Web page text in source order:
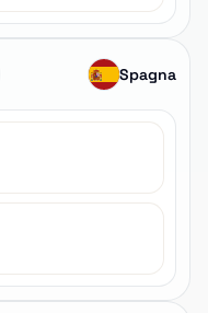
Spagna